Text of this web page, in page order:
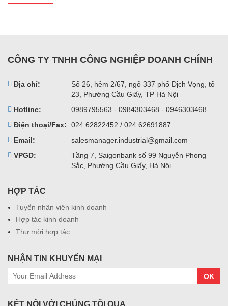
CÔNG TY TNHH CÔNG NGHIỆP DOANH CHÍNH
Địa chỉ:
Số 26, hẻm 2/67, ngõ 337 phố Dịch Vọng, tổ
23, Phường Cầu Giấy, TP Hà Nội
Hotline:
0989795563 - 0984303468 - 0946303468
Điện thoại/Fax:
024.62822452 / 024.62691887
Email:
salesmanager.industrial@gmail.com
VPGD:
Tầng 7, Saigonbank số 99 Nguyễn Phong
Sắc, Phường Cầu Giấy, Hà Nội
HỢP TÁC
Tuyển nhân viên kinh doanh
Hợp tác kinh doanh
Thư mời hợp tác
NHẬN TIN KHUYẾN MẠI
OK